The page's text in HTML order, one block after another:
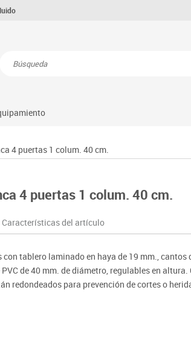
Matemáticas
Música
Primeras edades
Psicomotricidad
Stem
Tinkering
Equipamiento
Hockey
Protección deportiva
Aulas entornos naturales
Mesas educación
Percheros, baldas y taquillas
Sillas, bancos y taburetes
4 puertas 1 colum. 40 cm.
4 puertas 1 colum. 40 cm.
Características del artículo
tablero laminado en haya de 19 mm., cantos
de 40 mm. de diámetro, regulables en
redondeados para prevención de cortes o